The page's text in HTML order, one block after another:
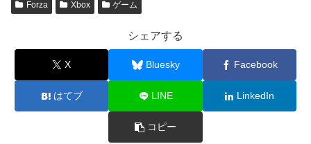
Forza Xbox ゲーム
シェアする
X Bluesky Facebook
はてブ LINE LinkedIn
コピー